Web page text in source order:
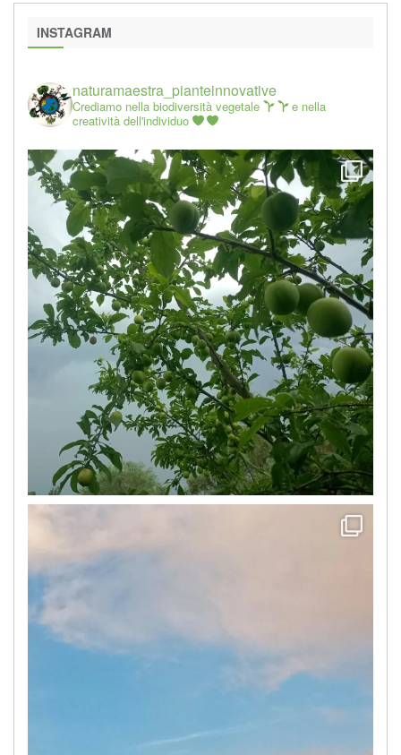
INSTAGRAM
naturamaestra_pianteinnovative
Crediamo nella biodiversità vegetale
e nella
creatività dell'individuo